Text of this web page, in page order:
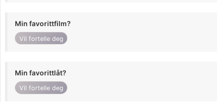
Min favorittfilm?
Vil fortelle deg
Min favorittlåt?
Vil fortelle deg